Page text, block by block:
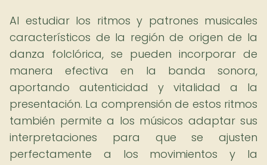
Al estudiar los ritmos y patrones musicales
característicos de la región de origen de la
danza folclórica, se pueden incorporar de
manera efectiva en la banda sonora,
aportando autenticidad y vitalidad a la
presentación. La comprensión de estos ritmos
también permite a los músicos adaptar sus
interpretaciones para que se ajusten
perfectamente a los movimientos y la